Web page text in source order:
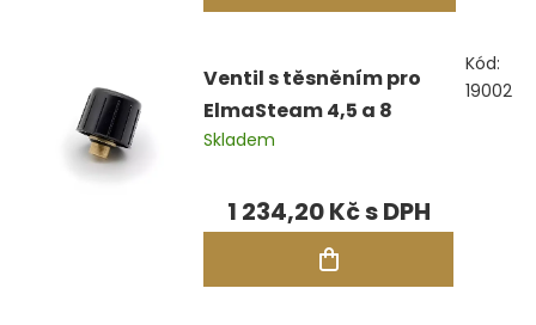
Ventil s těsněním pro
ElmaSteam 4,5 a 8
Skladem
1 234,20 Kč
Kód:
19002